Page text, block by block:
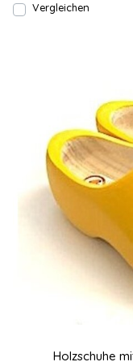
Vergleichen
Holzschuhe